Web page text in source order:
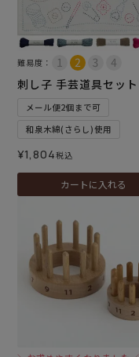
難易度：
刺し子 手芸道具セット
メール便2個まで可
和泉木綿(さらし)使用
¥1,804税込
カートに入れる